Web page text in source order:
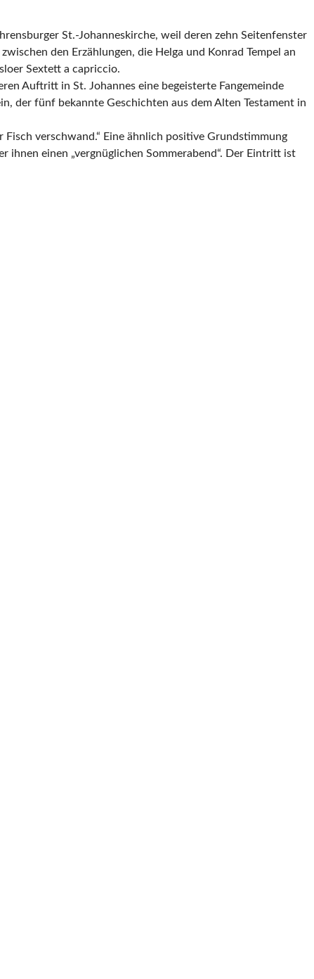
St.-Johanneskirche, weil deren zehn Seitenfenster
den Erzählungen, die Helga und Konrad Tempel an
Sextett a capriccio.
Auftritt in St. Johannes eine begeisterte Fangemeinde
der fünf bekannte Geschichten aus dem Alten Testament in
verschwand.“ Eine ähnlich positive Grundstimmung
einen „vergnüglichen Sommerabend“. Der Eintritt ist